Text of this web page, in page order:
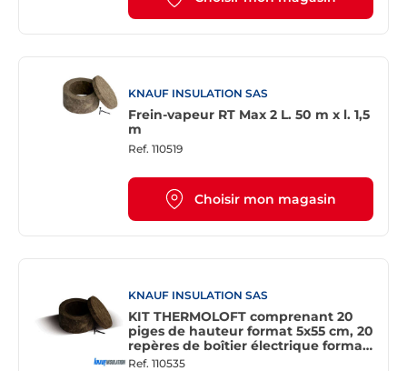
KNAUF INSULATION SAS
Frein-vapeur RT Max 2 L. 50 m x l. 1,5
m
Ref. 110519
Choisir mon magasin
KNAUF INSULATION SAS
KIT THERMOLOFT comprenant 20
piges de hauteur format 5x55 cm, 20
repères de boîtier électrique format
10 x10 cm et 5 fiches chantier
Ref. 110535